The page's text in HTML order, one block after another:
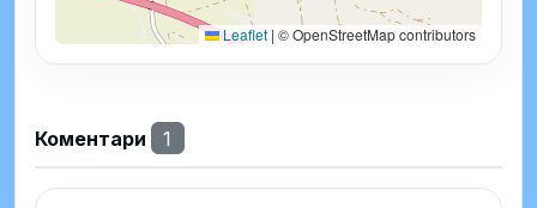
Leaflet | © OpenStreetMap contributors
Коментари 1